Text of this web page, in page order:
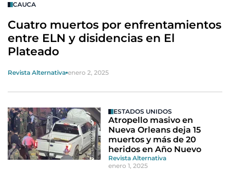
CAUCA
Cuatro muertos por enfrentamientos
entre ELN y disidencias en El
Plateado
Revista Alternativa enero 2, 2025
ESTADOS UNIDOS
Atropello masivo en
Nueva Orleans deja 15
muertos y más de 20
heridos en Año Nuevo
Revista Alternativa
enero 1, 2025